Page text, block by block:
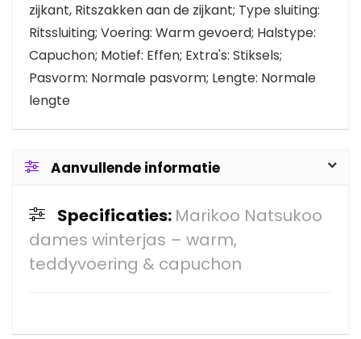
zijkant, Ritszakken aan de zijkant; Type sluiting:
Ritssluiting; Voering: Warm gevoerd; Halstype:
Capuchon; Motief: Effen; Extra's: Stiksels;
Pasvorm: Normale pasvorm; Lengte: Normale
lengte
Aanvullende informatie
Specificaties: Marikoo Natsukoo
dames winterjas – warm,
teddyvoering & capuchon